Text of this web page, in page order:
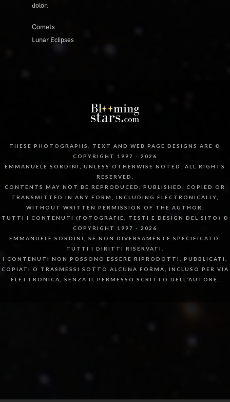
dolor.
Comets
Lunar Eclipses
THESE PHOTOGRAPHS, TEXT AND WEB PAGE DESIGNS ARE ©
COPYRIGHT 1997 - 2026
EMMANUELE SORDINI, UNLESS OTHERWISE NOTED. ALL RIGHTS
RESERVED.
CONTENTS MAY NOT BE REPRODUCED, PUBLISHED, COPIED OR
TRANSMITTED IN ANY FORM, INCLUDING ELECTRONICALLY,
WITHOUT WRITTEN PERMISSION OF THE AUTHOR.
TUTTI I CONTENUTI (FOTOGRAFIE, TESTI E DESIGN DEL SITO) ©
COPYRIGHT 1997 - 2026
EMMANUELE SORDINI, SE NON DIVERSAMENTE SPECIFICATO.
TUTTI I DIRITTI RISERVATI.
I CONTENUTI NON POSSONO ESSERE RIPRODOTTI, PUBBLICATI,
COPIATI O TRASMESSI SOTTO ALCUNA FORMA, INCLUSO PER VIA
ELETTRONICA, SENZA IL PERMESSO SCRITTO DELL'AUTORE.